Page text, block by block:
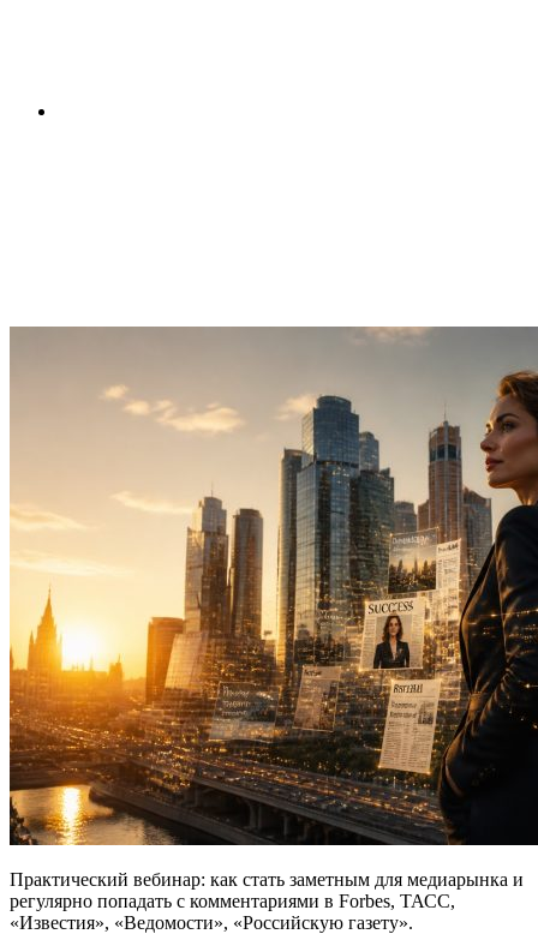
Практический вебинар: как стать заметным для медиарынка и
регулярно попадать с комментариями в Forbes, ТАСС,
«Известия», «Ведомости», «Российскую газету».